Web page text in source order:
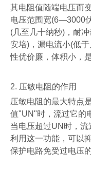
其电阻值随端电压而
电压范围宽(6—3000
(几至几十纳秒) ，耐
安培) ，漏电流小(低
性优价廉，体积小，
2. 压敏电阻的作用
压敏电阻的最大特点
值"UN"时，流过它的
当电压超过UN 时，流
利用这一功能，可以
保护电路免受过电压